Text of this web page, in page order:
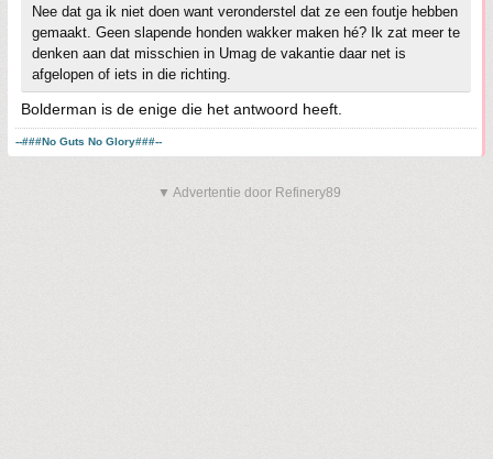
Nee dat ga ik niet doen want veronderstel dat ze een foutje hebben
gemaakt. Geen slapende honden wakker maken hé? Ik zat meer te
denken aan dat misschien in Umag de vakantie daar net is
afgelopen of iets in die richting.
Bolderman is de enige die het antwoord heeft.
--###No Guts No Glory###--
▼ Advertentie door Refinery89